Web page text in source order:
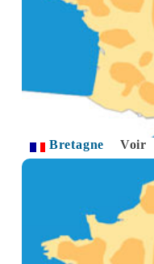
Bretagne Voir